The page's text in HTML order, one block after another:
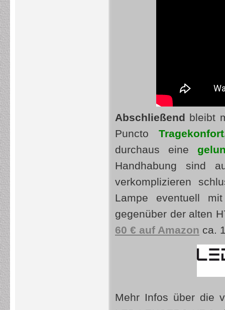
Abschließend bleibt
PunctoT
durchaus eine
Handhabung sind
verkomplizieren
Lampe eventuell
gegenüber der alten
60 € auf Amazon ca.
Mehr Infos über die